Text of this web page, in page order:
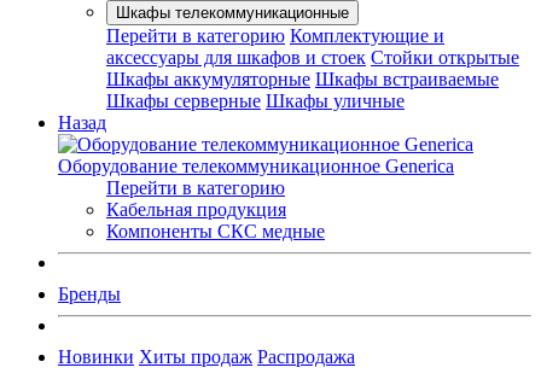
Шкафы телекоммуникационные
Перейти в категорию Комплектующие и
аксессуары для шкафов и стоек Стойки открытые
Шкафы аккумуляторные Шкафы встраиваемые
Шкафы серверные Шкафы уличные
Назад
Оборудование телекоммуникационное Generica
Перейти в категорию
Кабельная продукция
Компоненты СКС медные
Бренды
Новинки Хиты продаж Распродажа